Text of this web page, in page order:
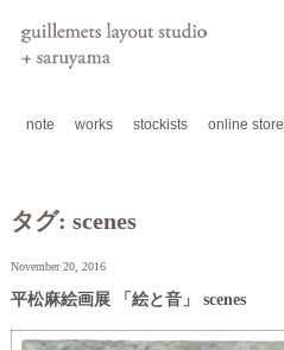
note works stockists online store
タグ: scenes
November 20, 2016
平松麻絵画展 「絵と音」 scenes